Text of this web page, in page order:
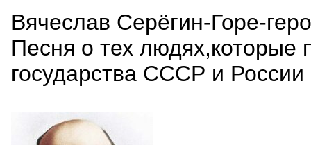
Вячеслав Серёгин-Горе-
Песня о тех людях,которые
государства СССР и России